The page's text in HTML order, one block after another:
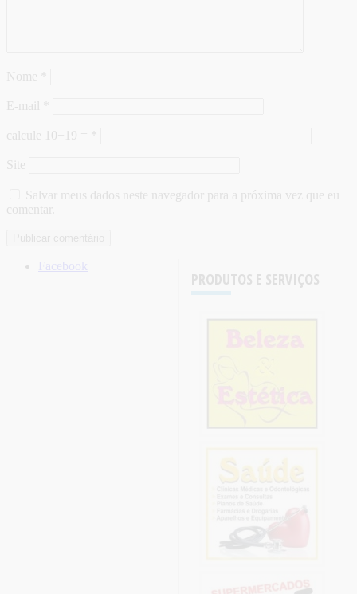
Nome
E-mail
calcule 10+19 =
Site
Salvar meus dados neste navegador para a próxima vez que eu
comentar.
PRODUTOS E SERVIÇOS
Facebook